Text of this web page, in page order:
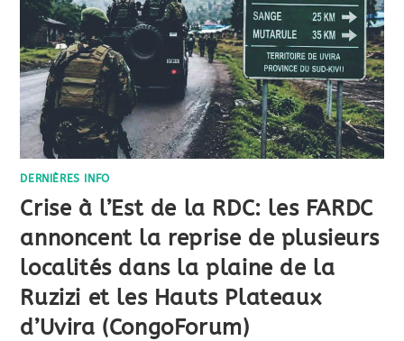
DERNIÈRES INFO
Crise à l’Est de la RDC: les FARDC
annoncent la reprise de plusieurs
localités dans la plaine de la
Ruzizi et les Hauts Plateaux
d’Uvira (CongoForum)